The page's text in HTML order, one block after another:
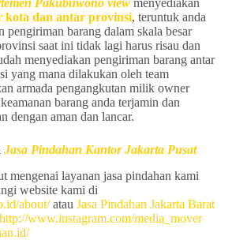
kota dan antar provinsi, teruntuk anda
pengiriman barang dalam skala besar
saat ini tidak lagi harus risau dan
menyediakan pengiriman barang antar
yang mana dilakukan oleh team
armada pengangkutan milik owner
barang anda terjamin dan
dengan aman dan lancar.
Jasa Pindahan Kantor Jakarta Pusat
mengenai layanan jasa pindahan kami
website kami di
about/atau Jasa Pindahan Jakarta Barat
http://www.instagram.com/media_mover